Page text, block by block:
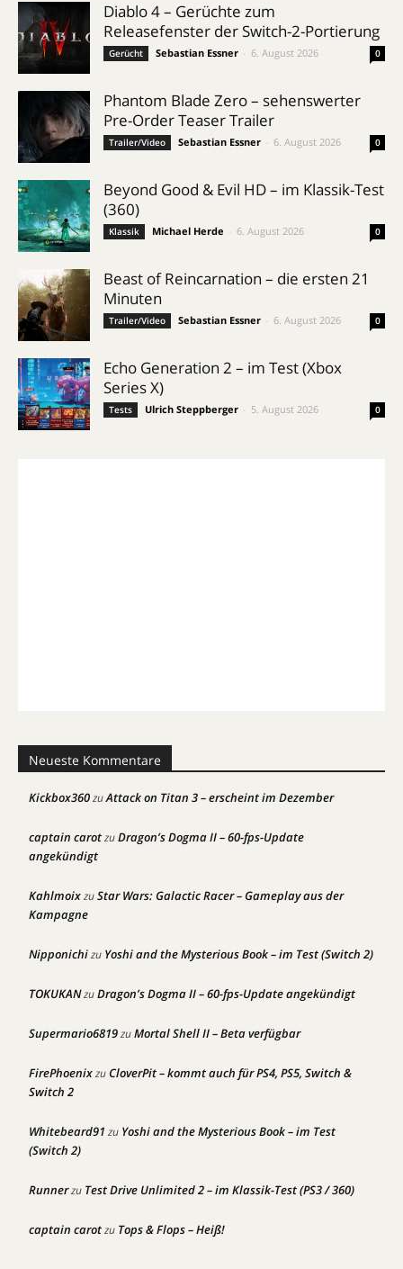
Diablo 4 – Gerüchte zum
Releasefenster der Switch-2-Portierung
Gerücht Sebastian Essner 6. August 2026 0
Phantom Blade Zero – sehenswerter
Pre-Order Teaser Trailer
Trailer/Video Sebastian Essner 6. August 2026 0
Beyond Good & Evil HD – im Klassik-Test
(360)
Klassik Michael Herde 6. August 2026 0
Beast of Reincarnation – die ersten 21
Minuten
Trailer/Video Sebastian Essner 6. August 2026 0
Echo Generation 2 – im Test (Xbox
Series X)
Tests Ulrich Steppberger 5. August 2026 0
Neueste Kommentare
Kickbox360zuAttack on Titan 3 – erscheint im Dezember
captain carotzuDragon’s Dogma II – 60-fps-Update
angekündigt
KahlmoixzuStar Wars: Galactic Racer – Gameplay aus der
Kampagne
Nipponichizu Yoshi and the Mysterious Book – im Test (Switch 2)
TOKUKANzuDragon’s Dogma II – 60-fps-Update angekündigt
Supermario6819zuMortal Shell II – Beta verfügbar
FirePhoenixzuCloverPit – kommt auch für PS4, PS5, Switch &
Switch 2
Whitebeard91 zu Yoshi and the Mysterious Book – im Test
(Switch 2)
Runnerzu Test Drive Unlimited 2 – im Klassik-Test (PS3 / 360)
captain carotzu Tops & Flops – Heiß!